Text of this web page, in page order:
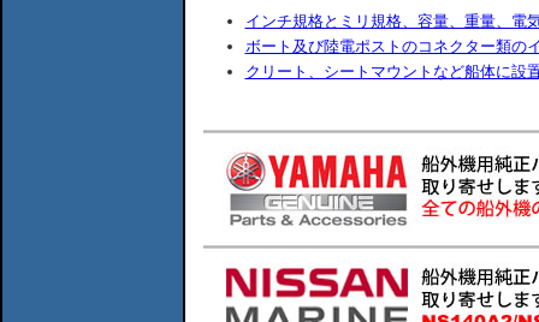
インチ規格とミリ規格、容量、重量、電
ボート及び陸電ポストのコネクター類の
クリート、シートマウントなど船体に設